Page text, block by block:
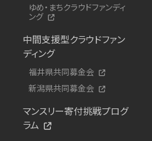
ゆめ・まちクラウドファンディ
ング
中間支援型クラウドファン
ディング
福井県共同募金会
新潟県共同募金会
マンスリー寄付挑戦プログ
ラム